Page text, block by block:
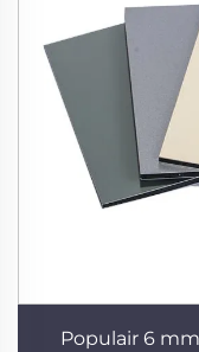
Populair 6